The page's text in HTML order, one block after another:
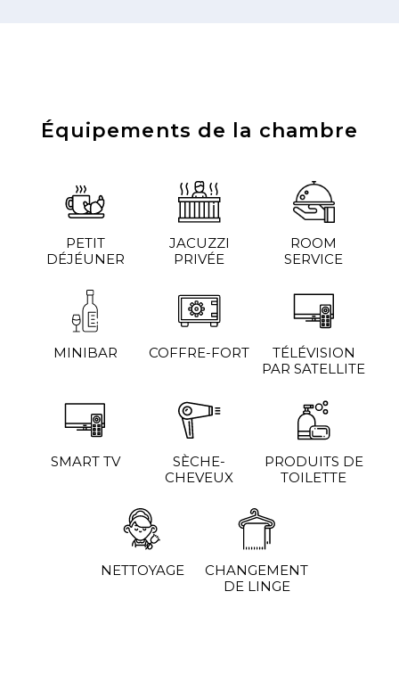
Équipements de la chambre
PETIT
DÉJÉUNER
JACUZZI
PRIVÉE
ROOM
SERVICE
MINIBAR COFFRE-FORT
TÉLÉVISION
PAR SATELLITE
SMART TV
SÈCHE-
CHEVEUX
PRODUITS DE
TOILETTE
NETTOYAGE
CHANGEMENT
DE LINGE